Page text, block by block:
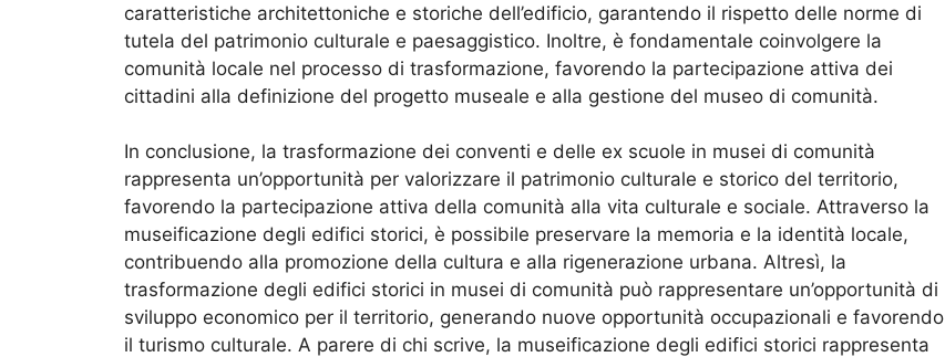
caratteristiche architettoniche e storiche dell’edificio, garantendo il rispetto delle norme di
tutela del patrimonio culturale e paesaggistico. Inoltre, è fondamentale coinvolgere la
comunità locale nel processo di trasformazione, favorendo la partecipazione attiva dei
cittadini alla definizione del progetto museale e alla gestione del museo di comunità.
In conclusione, la trasformazione dei conventi e delle ex scuole in musei di comunità
rappresenta un’opportunità per valorizzare il patrimonio culturale e storico del territorio,
favorendo la partecipazione attiva della comunità alla vita culturale e sociale. Attraverso la
museificazione degli edifici storici, è possibile preservare la memoria e la identità locale,
contribuendo alla promozione della cultura e alla rigenerazione urbana. Altresì, la
trasformazione degli edifici storici in musei di comunità può rappresentare un’opportunità di
sviluppo economico per il territorio, generando nuove opportunità occupazionali e favorendo
il turismo culturale. A parere di chi scrive, la museificazione degli edifici storici rappresenta